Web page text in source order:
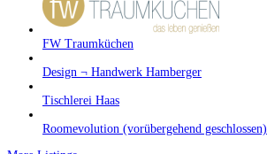
FW Traumküchen
Design ¬ Handwerk Hamberger
Tischlerei Haas
Roomevolution (vorübergehend geschlossen)